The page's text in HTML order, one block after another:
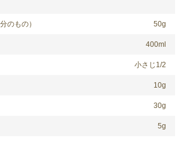
のもの） 50g
400ml
小さじ1/2
10g
30g
5g